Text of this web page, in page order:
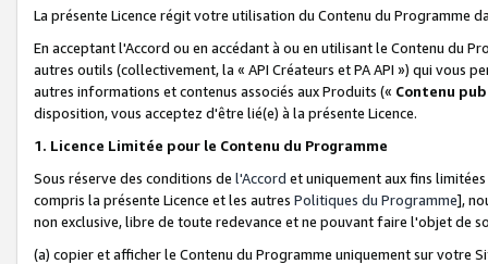
La présente Licence régit votre utilisation du Contenu du Programme
En acceptant l'Accord ou en accédant à ou en utilisant le Contenu du
autres outils (collectivement, la « API Créateurs et PA API ») qui vous
autres informations et contenus associés aux Produits (« Contenu
disposition, vous acceptez d'être lié(e) à la présente Licence.
1. Licence Limitée pour le Contenu du Programme
Sous réserve des conditions de l'Accord et uniquement aux fins
compris la présente Licence et les autres Politiques du Programme],
non exclusive, libre de toute redevance et ne pouvant faire l'objet de
(a) copier et afficher le Contenu du Programme uniquement sur votre